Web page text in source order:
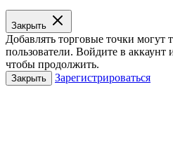
Закрыть
Добавлять торговые точки могут
пользователи. Войдите в аккаунт
чтобы продолжить.
Закрыть Зарегистрироваться